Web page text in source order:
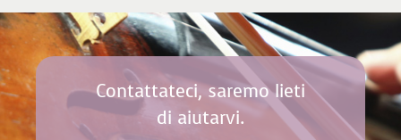
Contattateci, saremo lieti
di aiutarvi.